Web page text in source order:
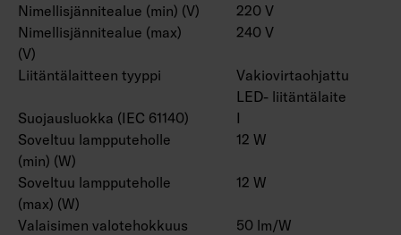
Nimellisjännitealue (min) (V)
220 V
Nimellisjännitealue (max)
(V)
240 V
Liitäntälaitteen tyyppi
Vakiovirtaohjattu
LED- liitäntälaite
Suojausluokka (IEC 61140)
I
Soveltuu lampputeholle
(min) (W)
12 W
Soveltuu lampputeholle
(max) (W)
12 W
Valaisimen valotehokkuus
50 lm/W